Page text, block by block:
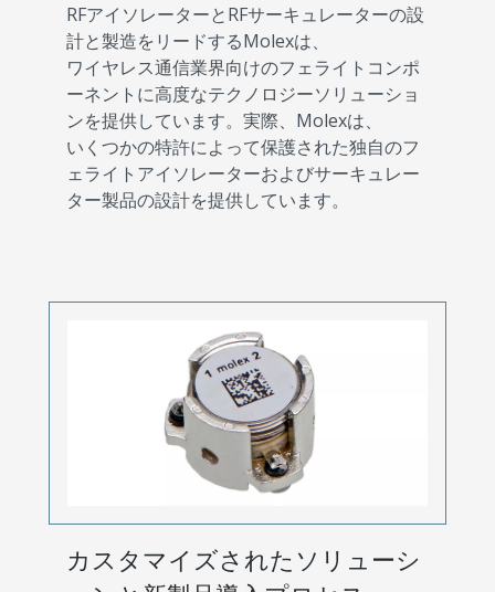
RFアイソレーターとRFサーキュレーターの設
計と製造をリードするMolexは、
ワイヤレス通信業界向けのフェライトコンポ
ーネントに高度なテクノロジーソリューショ
ンを提供しています。実際、Molexは、
いくつかの特許によって保護された独自のフ
ェライトアイソレーターおよびサーキュレー
ター製品の設計を提供しています。
カスタマイズされたソリューシ